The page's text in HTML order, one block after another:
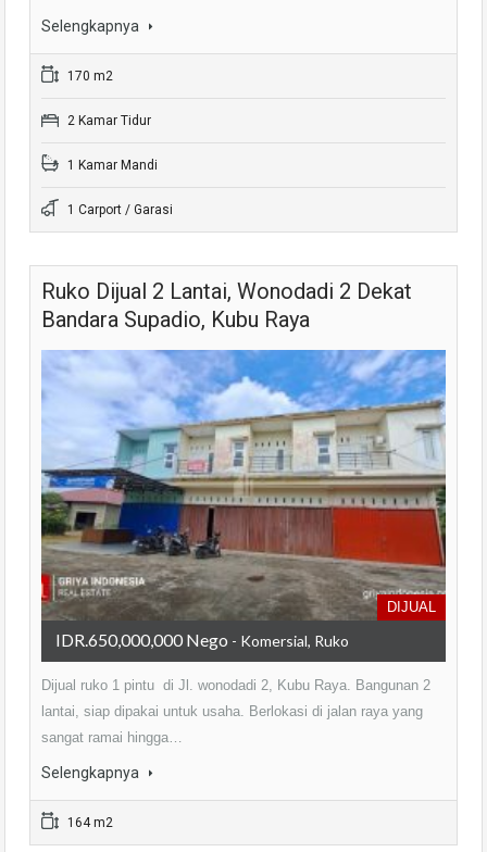
Selengkapnya
170 m2
2 Kamar Tidur
1 Kamar Mandi
1 Carport / Garasi
Ruko Dijual 2 Lantai, Wonodadi 2 Dekat
Bandara Supadio, Kubu Raya
DIJUAL
IDR.650,000,000 Nego - Komersial, Ruko
Dijual ruko 1 pintu di Jl. wonodadi 2, Kubu Raya. Bangunan 2
lantai, siap dipakai untuk usaha. Berlokasi di jalan raya yang
sangat ramai hingga…
Selengkapnya
164 m2